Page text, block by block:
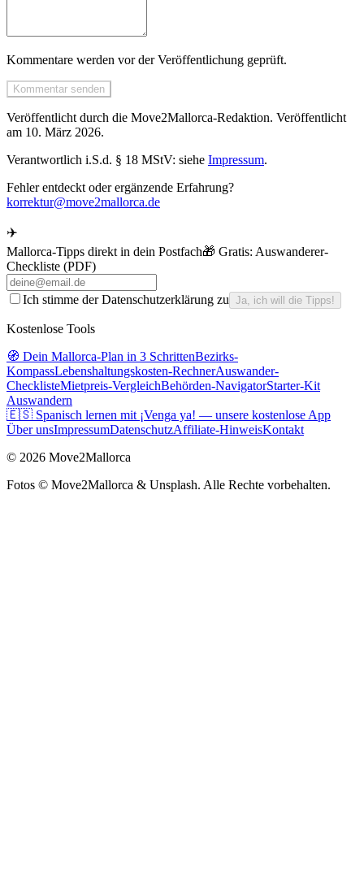
Kommentare werden vor der Veröffentlichung geprüft.
Kommentar senden
Veröffentlicht durch die Move2Mallorca-Redaktion. Veröffentlicht
am 10. März 2026.
Verantwortlich i.S.d. § 18 MStV: siehe Impressum.
Fehler entdeckt oder ergänzende Erfahrung?
korrektur@move2mallorca.de
✈️
Mallorca-Tipps direkt in dein Postfach🎁 Gratis: Auswanderer-
Checkliste (PDF)
Ich stimme der Datenschutzerklärung zu Ja, ich will die Tipps!
Kostenlose Tools
🧭 Dein Mallorca-Plan in 3 SchrittenBezirks-
KompassLebenshaltungskosten-RechnerAuswander-
ChecklisteMietpreis-VergleichBehörden-NavigatorStarter-Kit
Auswandern
🇪🇸 Spanisch lernen mit ¡Venga ya! — unsere kostenlose App
Über unsImpressumDatenschutzAffiliate-HinweisKontakt
© 2026 Move2Mallorca
Fotos © Move2Mallorca & Unsplash. Alle Rechte vorbehalten.